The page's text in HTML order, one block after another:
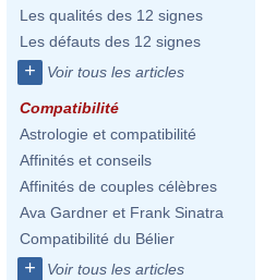
Les qualités des 12 signes
Les défauts des 12 signes
+ Voir tous les articles
Compatibilité
Astrologie et compatibilité
Affinités et conseils
Affinités de couples célèbres
Ava Gardner et Frank Sinatra
Compatibilité du Bélier
+ Voir tous les articles